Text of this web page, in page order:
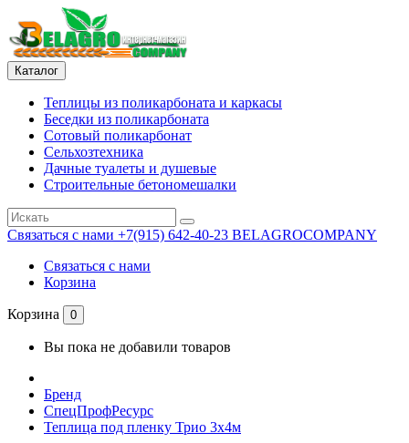
Каталог
Теплицы из поликарбоната и каркасы
Беседки из поликарбоната
Сотовый поликарбонат
Сельхозтехника
Дачные туалеты и душевые
Строительные бетономешалки
Связаться с нами +7(915) 642-40-23 BELAGROCOMPANY
Связаться с нами
Корзина
Корзина 0
Вы пока не добавили товаров
Бренд
СпецПрофРесурс
Теплица под пленку Трио 3х4м